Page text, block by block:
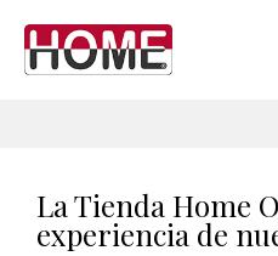
La Tienda Home
experiencia de